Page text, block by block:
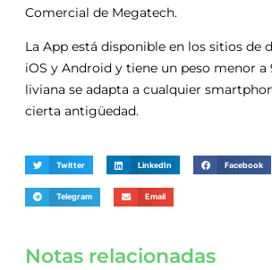
Comercial de Megatech.
La App está disponible en los sitios de
iOS y Android y tiene un peso menor a
liviana se adapta a cualquier
cierta antigüedad.
Twitter LinkedIn Facebook
Telegram Email
Notas relacionadas